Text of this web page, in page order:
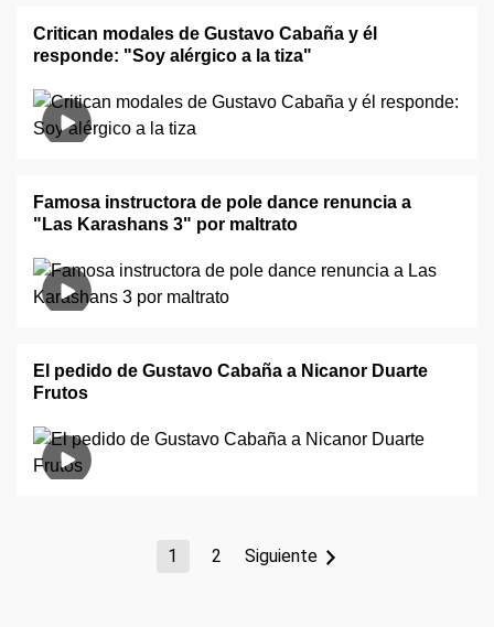
Critican modales de Gustavo Cabaña y él
responde: "Soy alérgico a la tiza"
Famosa instructora de pole dance renuncia a
"Las Karashans 3" por maltrato
El pedido de Gustavo Cabaña a Nicanor Duarte
Frutos
1 2 Siguiente